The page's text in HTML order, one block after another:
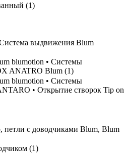
(1)
выдвижения Blum
blumotion • Системы
ANATRO Blum (1)
blumotion • Системы
• Открытие створок Tip on
петли с доводчиками Blum, Blum
(1)